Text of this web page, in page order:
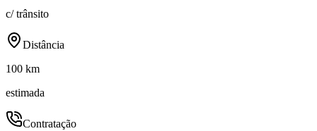
c/ trânsito
Distância
100 km
estimada
Contratação